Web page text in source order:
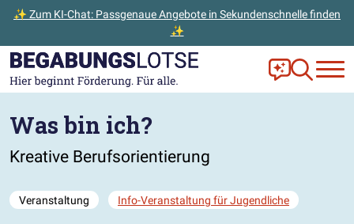
✨ Zum KI-Chat: Passgenaue Angebote in Sekundenschnelle finden
✨
Zum Hauptinhalt der Seite springen
Zur Startseite gehen Frag Ella!
Zur
Was bin ich?
Kreative Berufsorientierung
Veranstaltung Info-Veranstaltung für Jugendliche